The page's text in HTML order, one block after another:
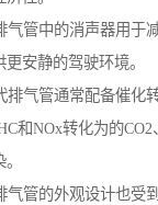
气管中的消声器用于
安静的驾驶环境。
排气管通常配备催化
和NOx转化为的
气管的外观设计也受